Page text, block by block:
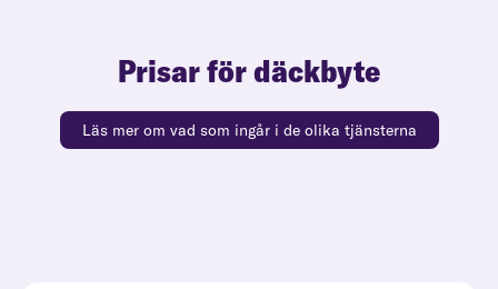
Prisar för däckbyte
Läs mer om vad som ingår i de olika tjänsterna